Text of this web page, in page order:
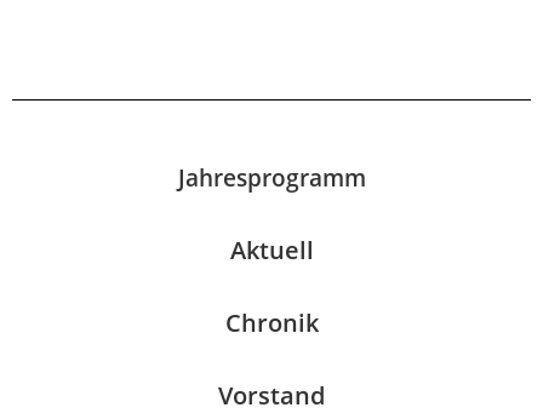
Jahresprogramm
Aktuell
Chronik
Vorstand